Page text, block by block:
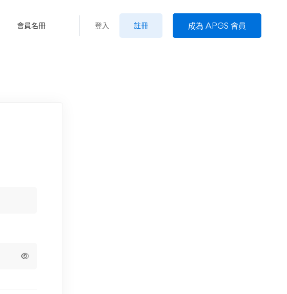
會員名冊 登入 註冊 成為 APGS 會員